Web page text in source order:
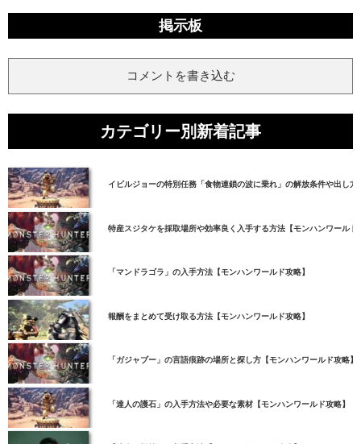
掲示板
コメントを書き込む
カテゴリー別新着記事
イビルジョーの特別任務「食物連鎖の波に乗れ」の解放条件や出し
特産スジタケを採取場所や効率良く入手する方法【モンハンワールド
「マンドラゴラ」の入手方法【モンハンワールド攻略】
報酬をまとめて受け取る方法【モンハンワールド攻略】
「ガジャブー」の言語痕跡の場所と探し方【モンハンワールド攻略】
「達人の護石」の入手方法や必要な素材【モンハンワールド攻略】